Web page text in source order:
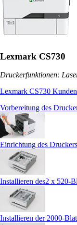
Lexmark CS730
Druckerfunktionen:
Lexmark CS730
Vorbereitung des
Einrichtung des Druckers
Installieren des2 x 520-
Installieren der 2000-